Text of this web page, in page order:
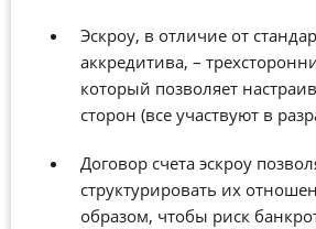
Эскроу, в отличие от
аккредитива, –
который позволяет
сторон (все участвуют в
Договор счета эскроу
структурировать их
образом, чтобы риск